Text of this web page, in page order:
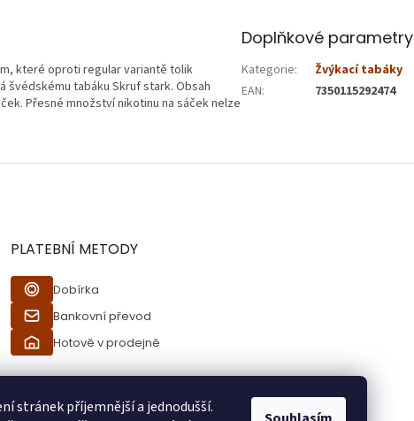
stránek příjemnější a jednodušší.
které oproti regular variantě tolik
švédskému tabáku Skruf stark. Obsah
Přesné množství nikotinu na sáček nelze
Doplňkové parametry
Kategorie:
Žvýkací tabáky
EAN: 7350115292474
PLATEBNÍ METODY
Dobírka
Bankovní převod
Hotově v prodejně